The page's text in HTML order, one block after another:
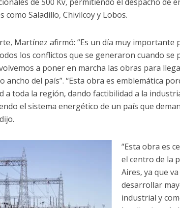
como Saladillo, Chivilcoy y Lobos.
Martínez afirmó: “Es un día muy importante
los conflictos que se generaron cuando se
a poner en marcha las obras para
ancho del país”. “Esta obra es emblemática
a toda la región, dando factibilidad a la
el sistema energético de un país que
“Esta obra es
el centro de la
Aires, ya que
desarrollar
industrial y